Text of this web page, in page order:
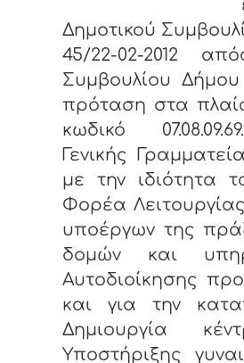
Δημοτικού
45/22-02-2012
Συμβουλίου
πρόταση στα
κωδικό
Γενικής
με την ιδιότητα
Φορέα
υποέργων της
δομών και
Αυτοδιοίκησης
και για την
Δημιουργία
Υποστήριξης